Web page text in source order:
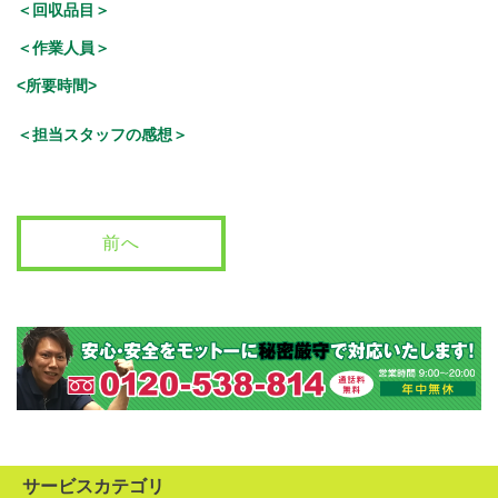
＜回収品目＞
＜作業人員＞
<所要時間>
＜担当スタッフの感想＞
前へ
サービスカテゴリ